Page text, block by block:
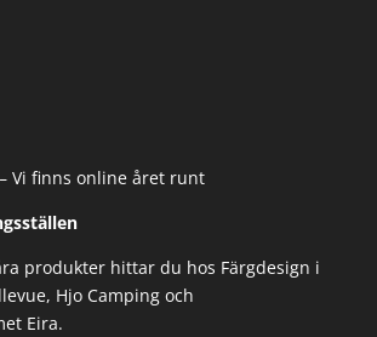
Vi finns online året runt
produkter hittar du hos Färgdesign i
Hjo Camping och
Eira.